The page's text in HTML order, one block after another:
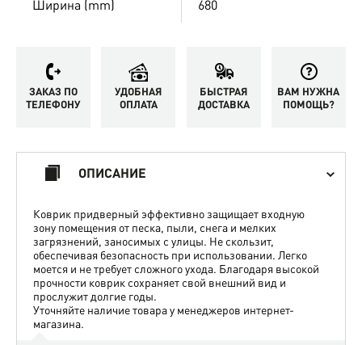
Ширина (mm) 680
ЗАКАЗ ПО
ТЕЛЕФОНУ
УДОБНАЯ
ОПЛАТА
БЫСТРАЯ
ДОСТАВКА
ВАМ НУЖНА
ПОМОЩЬ?
ОПИСАНИЕ
Коврик придверный эффективно защищает входную
зону помещения от песка, пыли, снега и мелких
загрязнений, заносимых с улицы. Не скользит,
обеспечивая безопасность при использовании. Легко
моется и не требует сложного ухода. Благодаря высокой
прочности коврик сохраняет свой внешний вид и
прослужит долгие годы.
Уточняйте наличие товара у менеджеров интернет-
магазина.